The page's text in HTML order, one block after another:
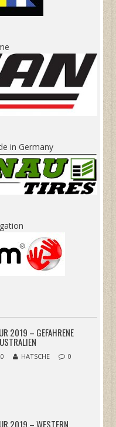
in Germany
2019 – GEFAHRENE
HATSCHE
0
2019 – WESTERN